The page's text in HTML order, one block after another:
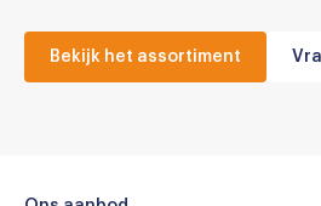
Bekijk het assortiment